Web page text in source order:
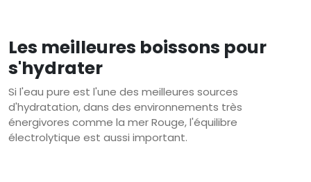
Les meilleures boissons pour
s'hydrater
Si l'eau pure est l'une des meilleures sources
d'hydratation, dans des environnements très
énergivores comme la mer Rouge, l'équilibre
électrolytique est aussi important.